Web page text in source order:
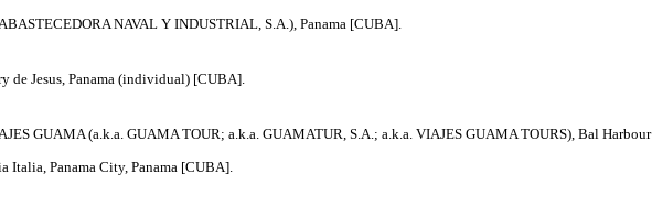
NAVAL Y INDUSTRIAL, S.A.), Panama [CUBA].
de Jesus, Panama (individual) [CUBA].
GUAMA (a.k.a. GUAMA TOUR; a.k.a. GUAMATUR, S.A.; a.k.a. VIAJES GUAMA TOURS), Bal Harbour
Italia, Panama City, Panama [CUBA].